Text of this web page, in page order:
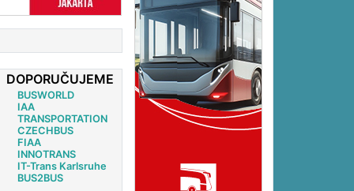
DOPORUČUJEME
BUSWORLD
IAA
TRANSPORTATION
CZECHBUS
FIAA
INNOTRANS
IT-Trans Karlsruhe
BUS2BUS